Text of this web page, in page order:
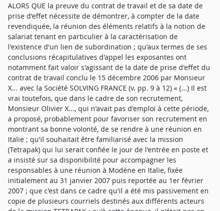
ALORS QUE la preuve du contrat de travail et de sa date de
prise d'effet nécessite de démontrer, à compter de la date
revendiquée, la réunion des éléments relatifs à la notion de
salariat tenant en particulier à la caractérisation de
l'existence d'un lien de subordination ; qu'aux termes de ses
conclusions récapitulatives d'appel les exposantes ont
notamment fait valoir s'agissant de la date de prise d'effet du
contrat de travail conclu le 15 décembre 2006 par Monsieur
X... avec la Société SOLVING FRANCE (v. pp. 9 à 12) « (...) Il est
vrai toutefois, que dans le cadre de son recrutement,
Monsieur Olivier X..., qui n'avait pas d'emploi à cette période,
a proposé, probablement pour favoriser son recrutement en
montrant sa bonne volonté, de se rendre à une réunion en
Italie ; qu'il souhaitait être familiarisé avec la mission
(Tetrapak) qui lui serait confiée le jour de l'entrée en poste et
a insisté sur sa disponibilité pour accompagner les
responsables à une réunion à Modène en Italie, fixée
initialement au 31 janvier 2007 puis reportée au 1er février
2007 ; que c'est dans ce cadre qu'il a été mis passivement en
copie de plusieurs courriels destinés aux différents acteurs